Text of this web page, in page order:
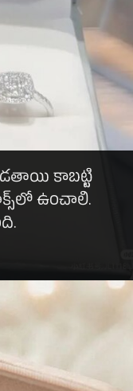
కాబట్టి
ఉంచాలి.